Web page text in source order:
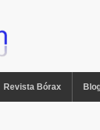
Revista Bórax